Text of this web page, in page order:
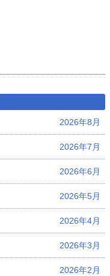
2026年8月
2026年7月
2026年6月
2026年5月
2026年4月
2026年3月
2026年2月